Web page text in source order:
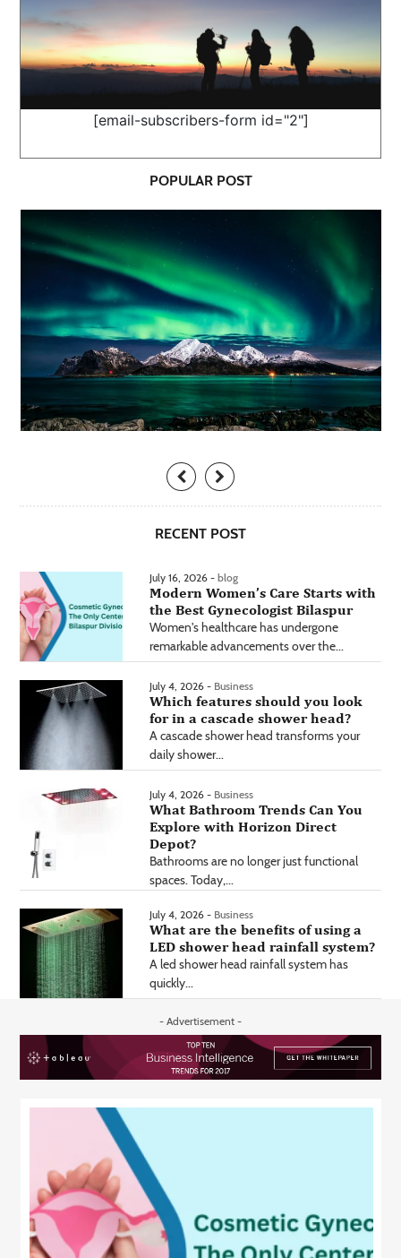
[email-subscribers-form id="2"]
POPULAR POST
RECENT POST
July 16, 2026 - blog
Modern Women’s Care Starts with
the Best Gynecologist Bilaspur
Women's healthcare has undergone
remarkable advancements over the...
July 4, 2026 - Business
Which features should you look
for in a cascade shower head?
A cascade shower head transforms your
daily shower...
July 4, 2026 - Business
What Bathroom Trends Can You
Explore with Horizon Direct
Depot?
Bathrooms are no longer just functional
spaces. Today,...
July 4, 2026 - Business
What are the benefits of using a
LED shower head rainfall system?
A led shower head rainfall system has
quickly...
- Advertisement -